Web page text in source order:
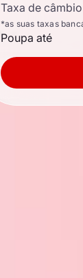
Taxa de
*as suas taxas
Poupa até